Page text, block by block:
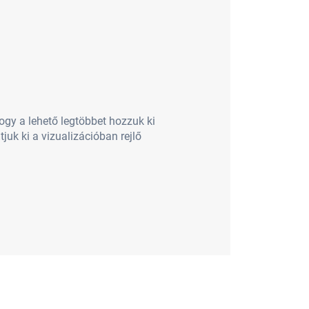
a lehető legtöbbet hozzuk ki
ki a vizualizációban rejlő